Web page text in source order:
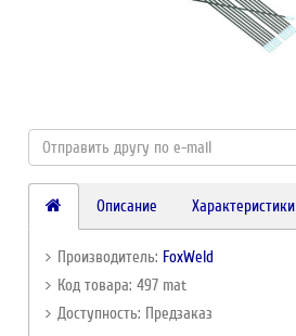
Описание Характеристики
Производитель: FoxWeld
Код товара: 497 mat
Доступность: Предзаказ